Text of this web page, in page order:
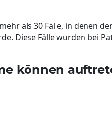
als 30 Fälle, in denen
Diese Fälle wurden bei
können